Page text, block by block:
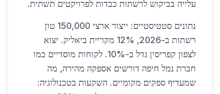
עלייה בביקוש לרשתות כבדות לפרויקטים תשתית.
נתונים סטטיסטיים: ייצור ארצי 150,000 טון
רשתות ב-2026, 12% מקריית ביאליק. יצוא
לצפון קפריסין גדל ב-10%. לקוחות מוסדיים כמו
חברת נמל חיפה דורשים אספקה מהירה, מה
שמעדיף ספקים מקומיים. השקעות בטכנולוגיה: